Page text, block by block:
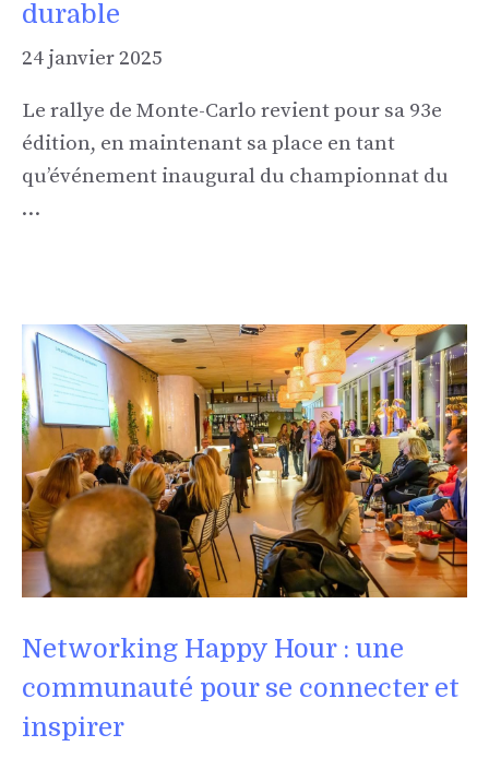
durable
24 janvier 2025
Le rallye de Monte-Carlo revient pour sa 93e
édition, en maintenant sa place en tant
qu’événement inaugural du championnat du
…
Networking Happy Hour : une
communauté pour se connecter et
inspirer